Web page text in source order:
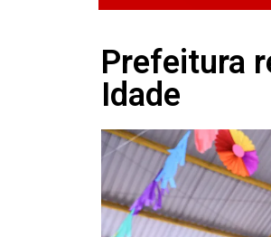
Prefeitura
Idade